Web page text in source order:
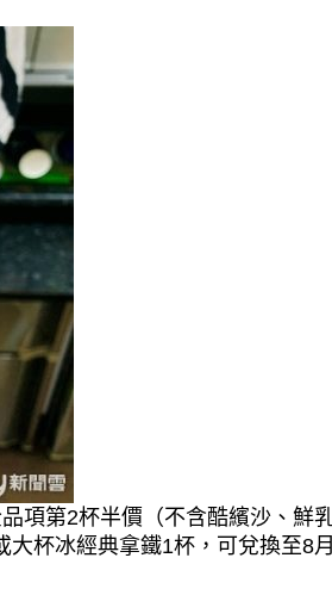
項第2杯半價（不含酷繽沙、鮮
杯冰經典拿鐵1杯，可兌換至8